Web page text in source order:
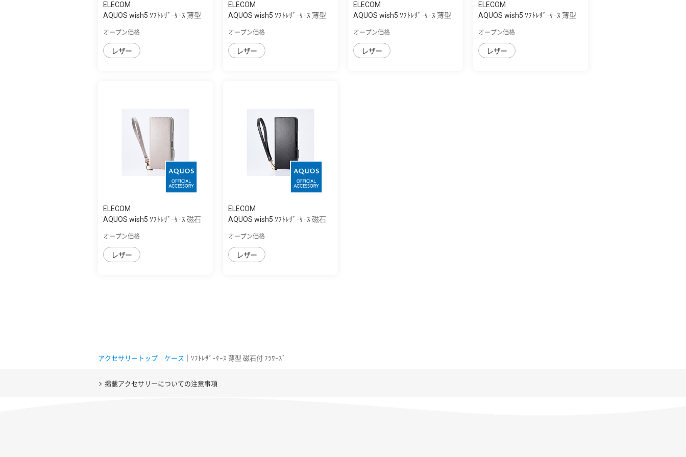
ELECOM
AQUOS wish5 ｿﾌﾄﾚｻﾞｰｹｰｽ 薄型
オープン価格
レザー
ELECOM
AQUOS wish5 ｿﾌﾄﾚｻﾞｰｹｰｽ 薄型
オープン価格
レザー
ELECOM
AQUOS wish5 ｿﾌﾄﾚｻﾞｰｹｰｽ 薄型
オープン価格
レザー
ELECOM
AQUOS wish5 ｿﾌﾄﾚｻﾞｰｹｰｽ 薄型
オープン価格
レザー
ELECOM
AQUOS wish5 ｿﾌﾄﾚｻﾞｰｹｰｽ 磁石
オープン価格
レザー
ELECOM
AQUOS wish5 ｿﾌﾄﾚｻﾞｰｹｰｽ 磁石
オープン価格
レザー
アクセサリートップ ケース ｜ｿﾌﾄﾚｻﾞｰｹｰｽ 薄型 磁石付 ﾌﾗﾜｰｽﾞ
掲載アクセサリーについての注意事項